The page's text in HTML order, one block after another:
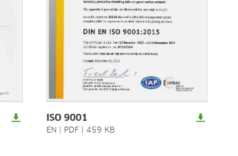
Ecocert
EN| PDF | 136 KB
ISO 9001
EN PDF 459 KB